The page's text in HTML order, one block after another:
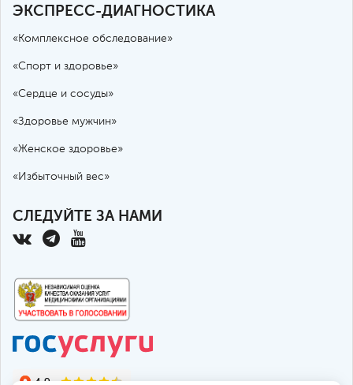
ЭКСПРЕСС-ДИАГНОСТИКА
«Комплексное обследование»
«Спорт и здоровье»
«Сердце и сосуды»
«Здоровье мужчин»
«Женское здоровье»
«Избыточный вес»
СЛЕДУЙТЕ ЗА НАМИ